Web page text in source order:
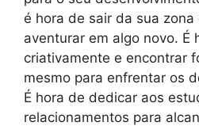
é hora de sair da sua
aventurar em algo novo. É
criativamente e encontrar
mesmo para enfrentar os
É hora de dedicar aos
relacionamentos para